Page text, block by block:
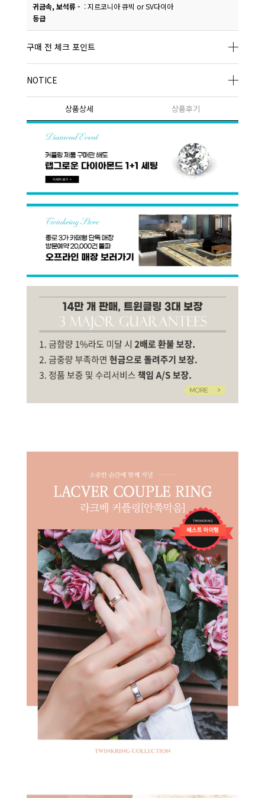
귀금속, 보석류 -
등급
:지르코니아 큐빅 or SV다이아
구매 전 체크 포인트
NOTICE
상품상세 상품후기